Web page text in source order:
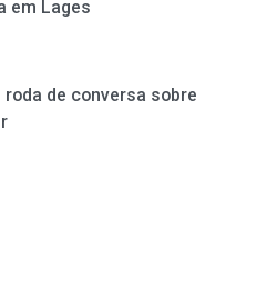
em Lages
de conversa sobre